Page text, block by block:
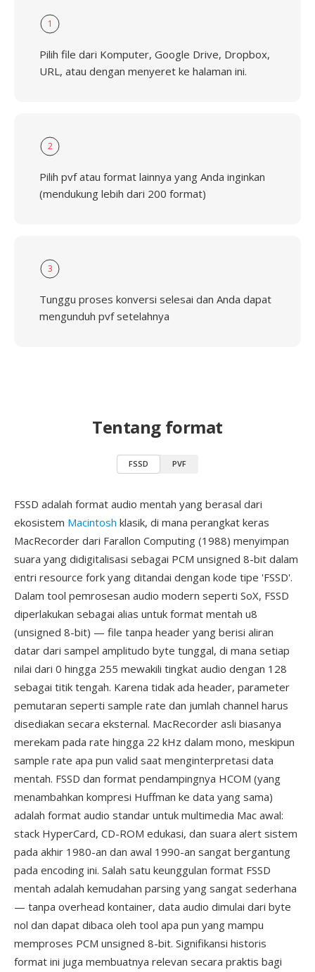
1
Pilih file dari Komputer, Google Drive, Dropbox,
URL, atau dengan menyeret ke halaman ini.
2
Pilih pvf atau format lainnya yang Anda inginkan
(mendukung lebih dari 200 format)
3
Tunggu proses konversi selesai dan Anda dapat
mengunduh pvf setelahnya
Tentang format
FSSD PVF
FSSD adalah format audio mentah yang berasal dari
ekosistem Macintosh klasik, di mana perangkat keras
MacRecorder dari Farallon Computing (1988) menyimpan
suara yang didigitalisasi sebagai PCM unsigned 8-bit dalam
entri resource fork yang ditandai dengan kode tipe 'FSSD'.
Dalam tool pemrosesan audio modern seperti SoX, FSSD
diperlakukan sebagai alias untuk format mentah u8
(unsigned 8-bit) — file tanpa header yang berisi aliran
datar dari sampel amplitudo byte tunggal, di mana setiap
nilai dari 0 hingga 255 mewakili tingkat audio dengan 128
sebagai titik tengah. Karena tidak ada header, parameter
pemutaran seperti sample rate dan jumlah channel harus
disediakan secara eksternal. MacRecorder asli biasanya
merekam pada rate hingga 22 kHz dalam mono, meskipun
sample rate apa pun valid saat menginterpretasi data
mentah. FSSD dan format pendampingnya HCOM (yang
menambahkan kompresi Huffman ke data yang sama)
adalah format audio standar untuk multimedia Mac awal:
stack HyperCard, CD-ROM edukasi, dan suara alert sistem
pada akhir 1980-an dan awal 1990-an sangat bergantung
pada encoding ini. Salah satu keunggulan format FSSD
mentah adalah kemudahan parsing yang sangat sederhana
— tanpa overhead kontainer, data audio dimulai dari byte
nol dan dapat dibaca oleh tool apa pun yang mampu
memproses PCM unsigned 8-bit. Signifikansi historis
format ini juga membuatnya relevan secara praktis bagi